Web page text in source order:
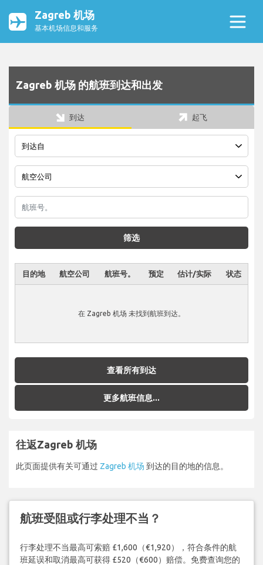
Zagreb 机场
基本机场信息和服务
Zagreb 机场 的航班到达和出发
到达 起飞
筛选
目的地 航空公司 航班号。 预定 估计/实际 状态
在 Zagreb 机场 未找到航班到达。
查看所有到达
更多航班信息...
往返Zagreb 机场
此页面提供有关可通过 Zagreb 机场 到达的目的地的信息。
航班受阻或行李处理不当？
行李处理不当最高可索赔 £1,600（€1,920），符合条件的航
班延误和取消最高可获得 £520（€600）赔偿。免费查询您的